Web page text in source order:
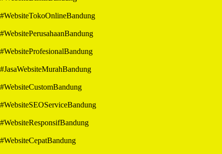
#WebsiteTokoOnlineBandung
#WebsitePerusahaanBandung
#WebsiteProfesionalBandung
#JasaWebsiteMurahBandung
#WebsiteCustomBandung
#WebsiteSEOServiceBandung
#WebsiteResponsifBandung
#WebsiteCepatBandung